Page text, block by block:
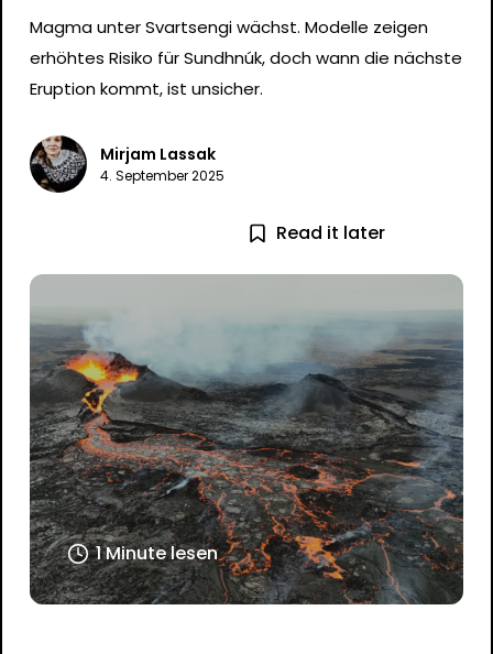
Magma unter Svartsengi wächst. Modelle zeigen
erhöhtes Risiko für Sundhnúk, doch wann die nächste
Eruption kommt, ist unsicher.
Mirjam Lassak
4. September 2025
Read it later
1 Minute lesen